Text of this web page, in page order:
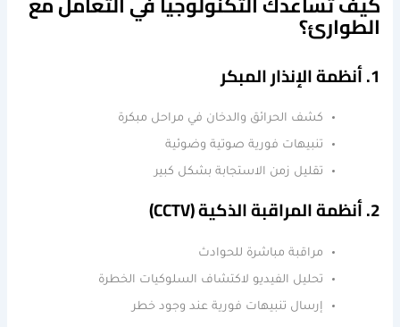
الطوارئ؟
1. أنظمة الإنذار المبكر
كشف الحرائق والدخان في مراحل مبكرة
تنبيهات فورية صوتية وضوئية
تقليل زمن الاستجابة بشكل كبير
2. أنظمة المراقبة الذكية (CCTV)
مراقبة مباشرة للحوادث
تحليل الفيديو لاكتشاف السلوكيات الخطرة
إرسال تنبيهات فورية عند وجود خطر